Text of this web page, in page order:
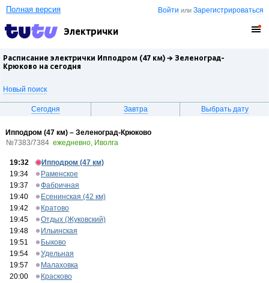
Войти илиЗарегистрироваться
Полная версия
Электрички
Расписание электрички Ипподром (47 км) → Зеленоград-
Крюково на сегодня
Новый поиск
Сегодня Завтра Выбрать дату
Ипподром (47 км) – Зеленоград-Крюково
№7383/7384 ежедневно, Иволга
19:32
Ипподром (47 км)
19:34
Раменское
19:37
Фабричная
19:40
Есенинская (42 км)
19:42
Кратово
19:45
Отдых (Жуковский)
19:48
Ильинская
19:51
Быково
19:54
Удельная
19:57
Малаховка
20:00
Красково